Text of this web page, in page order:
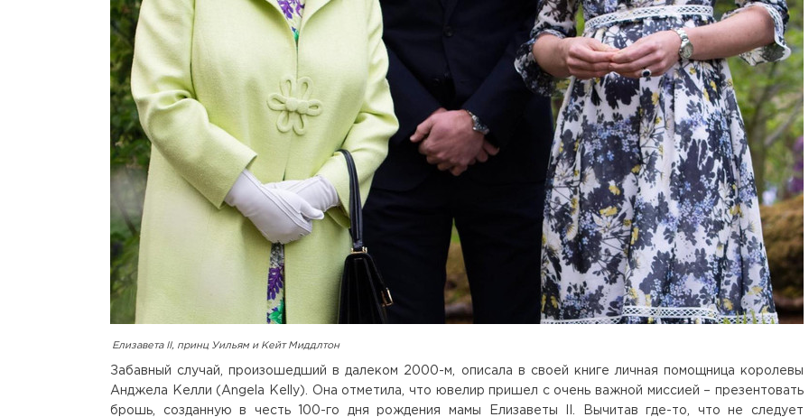
Елизавета II, принц Уильям и Кейт Миддлтон
Забавный случай, произошедший в далеком 2000-м, описала в своей книге личная помощница королевы
Анджела Келли (Angela Kelly). Она отметила, что ювелир пришел с очень важной миссией – презентовать
брошь, созданную в честь 100-го дня рождения мамы Елизаветы II. Вычитав где-то, что не следует